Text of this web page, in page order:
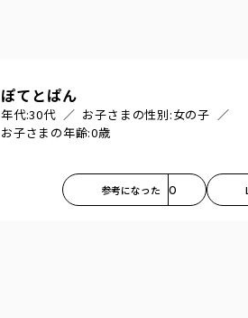
ぽてとぱん
年代:30代 お子さまの性別:女の子
お子さまの年齢:0歳
参考になった 0